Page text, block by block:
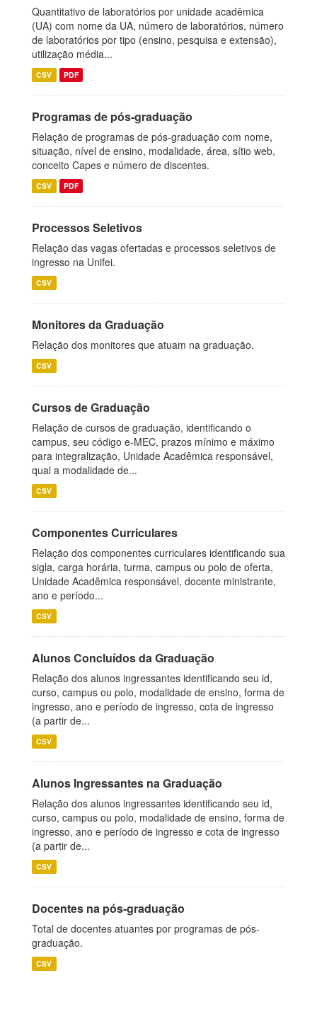
Quantitativo de laboratórios por unidade acadêmica
(UA) com nome da UA, número de laboratórios, número
de laboratórios por tipo (ensino, pesquisa e extensão),
utilização média...
CSV PDF
Programas de pós-graduação
Relação de programas de pós-graduação com nome,
situação, nível de ensino, modalidade, área, sítio web,
conceito Capes e número de discentes.
CSV PDF
Processos Seletivos
Relação das vagas ofertadas e processos seletivos de
ingresso na Unifei.
CSV
Monitores da Graduação
Relação dos monitores que atuam na graduação.
CSV
Cursos de Graduação
Relação de cursos de graduação, identificando o
campus, seu código e-MEC, prazos mínimo e máximo
para integralização, Unidade Acadêmica responsável,
qual a modalidade de...
CSV
Componentes Curriculares
Relação dos componentes curriculares identificando sua
sigla, carga horária, turma, campus ou polo de oferta,
Unidade Acadêmica responsável, docente ministrante,
ano e período...
CSV
Alunos Concluídos da Graduação
Relação dos alunos ingressantes identificando seu id,
curso, campus ou polo, modalidade de ensino, forma de
ingresso, ano e período de ingresso, cota de ingresso
(a partir de...
CSV
Alunos Ingressantes na Graduação
Relação dos alunos ingressantes identificando seu id,
curso, campus ou polo, modalidade de ensino, forma de
ingresso, ano e período de ingresso e cota de ingresso
(a partir de...
CSV
Docentes na pós-graduação
Total de docentes atuantes por programas de pós-
graduação.
CSV